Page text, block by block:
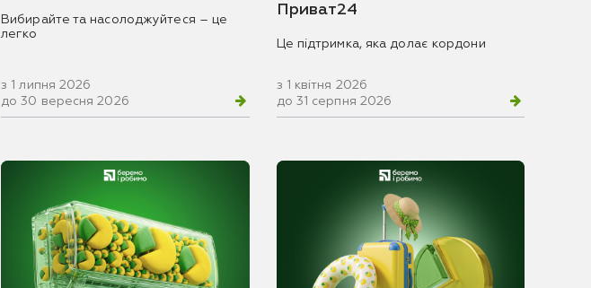
Вибирайте та насолоджуйтеся – це
легко
з 1 липня 2026
до 30 вересня 2026
Приват24
Це підтримка, яка долає кордони
з 1 квітня 2026
до 31 серпня 2026